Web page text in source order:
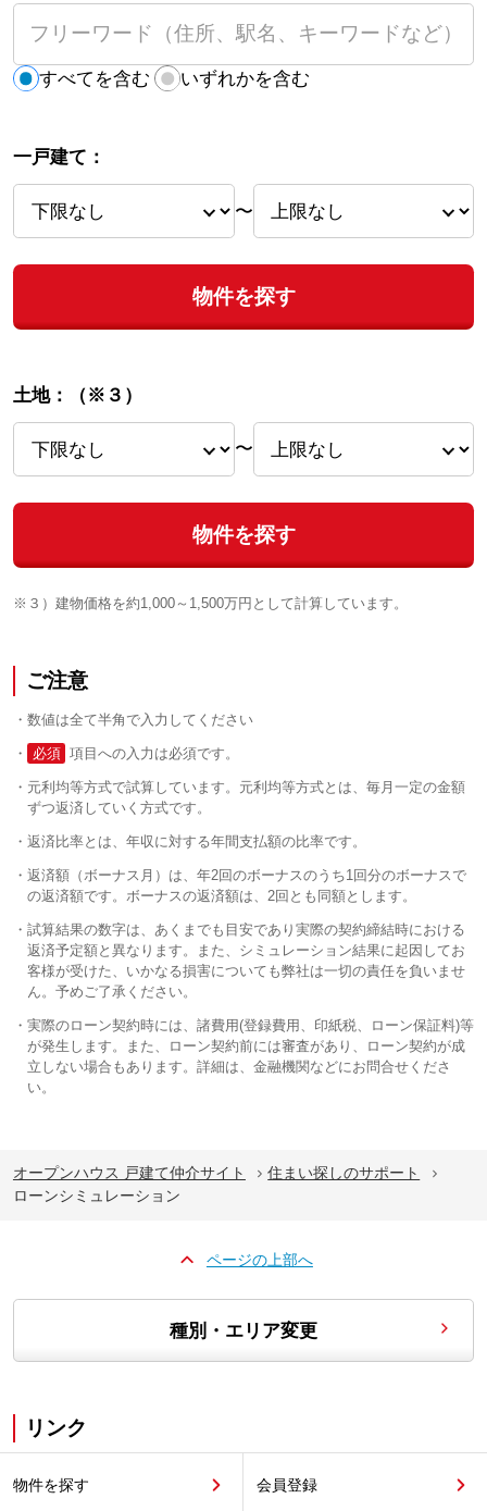
すべてを含む いずれかを含む
一戸建て：
〜
物件を探す
土地： （※３）
〜
物件を探す
※３）建物価格を約1,000～1,500万円として計算しています。
ご注意
数値は全て半角で入力してください
必須 項目への入力は必須です。
元利均等方式で試算しています。元利均等方式とは、毎月一定の金額
ずつ返済していく方式です。
返済比率とは、年収に対する年間支払額の比率です。
返済額（ボーナス月）は、年2回のボーナスのうち1回分のボーナスで
の返済額です。ボーナスの返済額は、2回とも同額とします。
試算結果の数字は、あくまでも目安であり実際の契約締結時における
返済予定額と異なります。また、シミュレーション結果に起因してお
客様が受けた、いかなる損害についても弊社は一切の責任を負いませ
ん。予めご了承ください。
実際のローン契約時には、諸費用(登録費用、印紙税、ローン保証料)等
が発生します。また、ローン契約前には審査があり、ローン契約が成
立しない場合もあります。詳細は、金融機関などにお問合せくださ
い。
オープンハウス 戸建て仲介サイト
住まい探しのサポート
ローンシミュレーション
ページの上部へ
種別・エリア変更
リンク
物件を探す 会員登録